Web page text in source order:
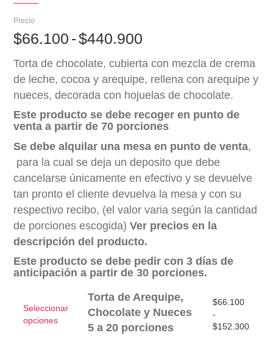
$66.100 -$440.900
de
precios:
desde
$66.100
hasta
$440.900
Torta de chocolate, cubierta con mezcla de crema
de leche, cocoa y arequipe, rellena con arequipe y
nueces, decorada con hojuelas de chocolate.
Este producto se debe recoger en punto de
venta a partir de 70 porciones
Se debe alquilar una mesa en punto de venta,
para la cual se deja un deposito que debe
cancelarse únicamente en efectivo y se devuelve
tan pronto el cliente devuelva la mesa y con su
respectivo recibo, (el valor varia según la cantidad
de porciones escogida)Ver precios en la
descripción del producto.
Este producto se debe pedir con 3 días de
anticipacióna partir de 30 porciones.
Seleccionar
opcionesEste
producto
Torta de Arequipe,
Chocolate y Nueces
5 a 20 porciones
$66.100
-
$152.300